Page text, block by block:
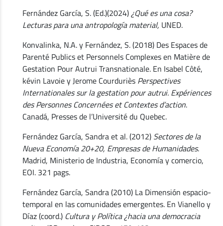
Fernández García, S. (Ed.)(2024)¿Qué es una cosa?
Lecturas para una antropología material, UNED.
Konvalinka, N.A. y Fernández, S. (2018) Des Espaces de
Parenté Publics et Personnels Complexes en Matière de
Gestation Pour Autrui Transnationale. En Isabel Côté,
kévin Lavoie y Jerome Courduriès Perspectives
Internationales sur la gestation pour autrui. Expériences
des Personnes Concernées et Contextes d’action.
Canadá, Presses de l’Université du Quebec.
Fernández García, Sandra et al. (2012) Sectores de la
Nueva Economía 20+20, Empresas de Humanidades.
Madrid, Ministerio de Industria, Economía y comercio,
EOI. 321 pags.
Fernández García, Sandra (2010) La Dimensión espacio-
temporal en las comunidades emergentes. En Vianello y
Díaz (coord.) Cultura y Política ¿hacia una democracia